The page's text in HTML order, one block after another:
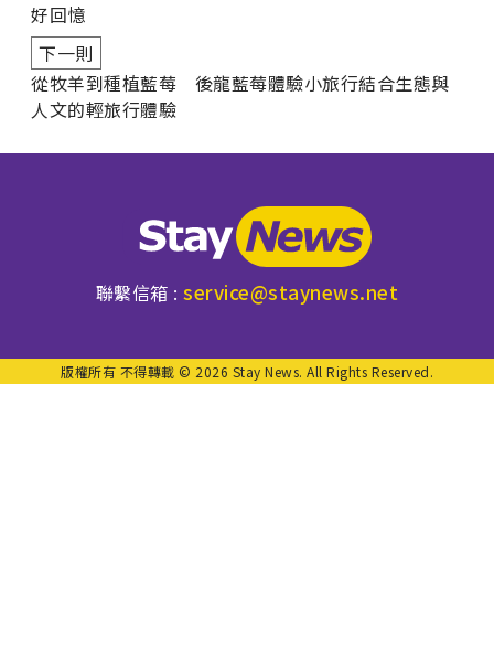
好回憶
下一則
從牧羊到種植藍莓 後龍藍莓體驗小旅行結合生態與
人文的輕旅行體驗
聯繫信箱 :service@staynews.net
版權所有 不得轉載 © 2026 Stay News. All Rights Reserved.